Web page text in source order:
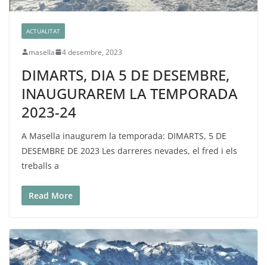
ACTUALITAT
masella 4 desembre, 2023
DIMARTS, DIA 5 DE DESEMBRE,
INAUGURAREM LA TEMPORADA
2023-24
A Masella inaugurem la temporada: DIMARTS, 5 DE
DESEMBRE DE 2023 Les darreres nevades, el fred i els
treballs a
Read More